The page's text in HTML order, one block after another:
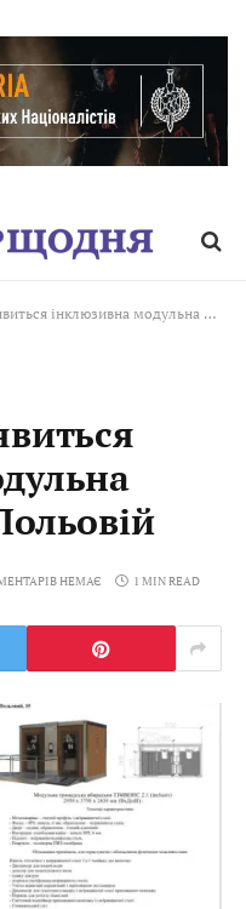
модульна вбиральня на Польовій
НЕМАЄ 1 MIN READ